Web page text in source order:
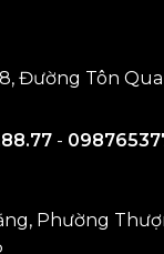
Đường Tôn
-
Phường